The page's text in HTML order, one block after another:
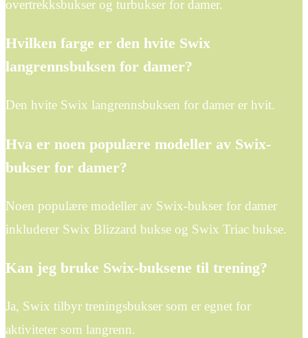
overtrekksbukser og turbukser for damer.
Hvilken farge er den hvite Swix
langrennsbuksen for damer?
Den hvite Swix langrennsbuksen for damer er hvit.
Hva er noen populære modeller av Swix-
bukser for damer?
Noen populære modeller av Swix-bukser for damer
inkluderer Swix Blizzard bukse og Swix Triac bukse.
Kan jeg bruke Swix-buksene til trening?
Ja, Swix tilbyr treningsbukser som er egnet for
aktiviteter som langrenn.